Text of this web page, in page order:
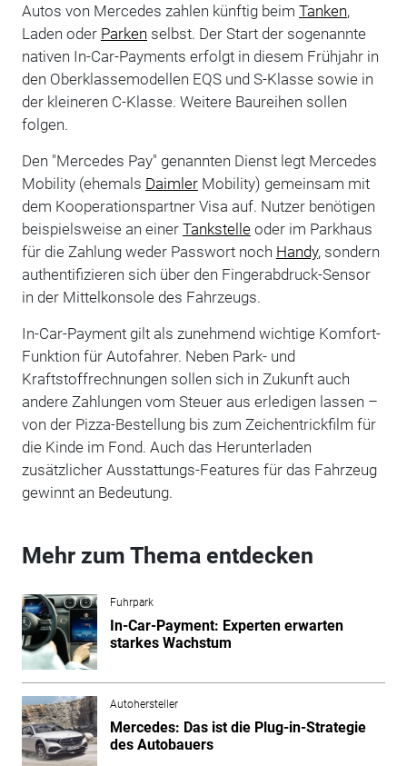
Autos von Mercedes zahlen künftig beim Tanken,
Laden oder Parken selbst. Der Start der sogenannte
nativen In-Car-Payments erfolgt in diesem Frühjahr in
den Oberklassemodellen EQS und S-Klasse sowie in
der kleineren C-Klasse. Weitere Baureihen sollen
folgen.
Den "Mercedes Pay" genannten Dienst legt Mercedes
Mobility (ehemals DaimlerMobility) gemeinsam mit
dem Kooperationspartner Visa auf. Nutzer benötigen
beispielsweise an einer Tankstelleoder im Parkhaus
für die Zahlung weder Passwort noch Handy, sondern
authentifizieren sich über den Fingerabdruck-Sensor
in der Mittelkonsole des Fahrzeugs.
In-Car-Payment gilt als zunehmend wichtige Komfort-
Funktion für Autofahrer. Neben Park- und
Kraftstoffrechnungen sollen sich in Zukunft auch
andere Zahlungen vom Steuer aus erledigen lassen –
von der Pizza-Bestellung bis zum Zeichentrickfilm für
die Kinde im Fond. Auch das Herunterladen
zusätzlicher Ausstattungs-Features für das Fahrzeug
gewinnt an Bedeutung.
Mehr zum Thema entdecken
Fuhrpark
In-Car-Payment: Experten erwarten
starkes Wachstum
Autohersteller
Mercedes: Das ist die Plug-in-Strategie
des Autobauers